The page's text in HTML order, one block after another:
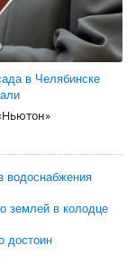
в Челябинске
водоснабжения
землей в колодце
достоин